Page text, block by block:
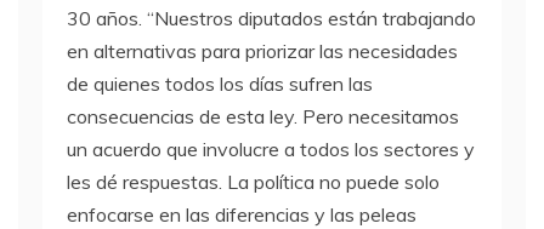
30 años. “Nuestros diputados están trabajando
en alternativas para priorizar las necesidades
de quienes todos los días sufren las
consecuencias de esta ley. Pero necesitamos
un acuerdo que involucre a todos los sectores y
les dé respuestas. La política no puede solo
enfocarse en las diferencias y las peleas